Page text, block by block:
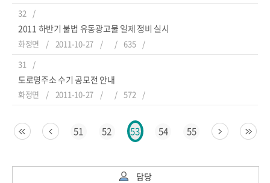
32
2011 하반기 불법 유동광고물 일제 정비 실시
화정면 2011-10-27
635
31
도로명주소 수기 공모전 안내
화정면 2011-10-27 572
51 52 53 54 55
담당